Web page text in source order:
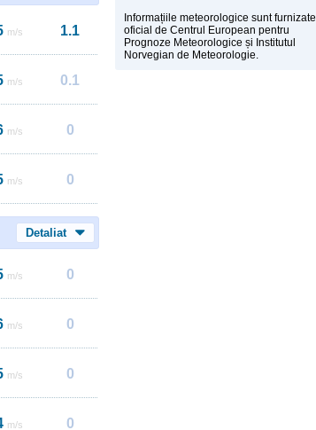
m/s 1.1
m/s 0.1
m/s 0
m/s 0
Detaliat
m/s 0
m/s 0
m/s 0
m/s 0
Informațiile meteorologice sunt furnizate
oficial de Centrul European pentru
Prognoze Meteorologice și Institutul
Norvegian de Meteorologie.